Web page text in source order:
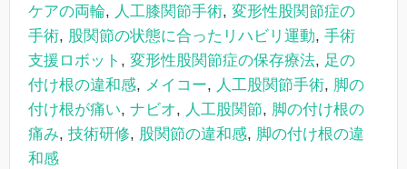
ケアの両輪, 人工膝関節手術, 変形性股関節症の
手術, 股関節の状態に合ったリハビリ運動, 手術
支援ロボット , 変形性股関節症の保存療法, 足の
付け根の違和感, メイコー, 人工股関節手術, 脚の
付け根が痛い, ナビオ, 人工股関節, 脚の付け根の
痛み, 技術研修, 股関節の違和感, 脚の付け根の違
和感